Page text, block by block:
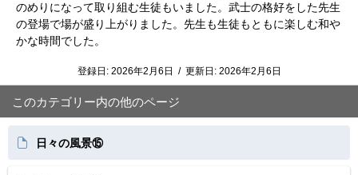
のめりになって取り組む生徒もいました。武士の格好をした先生
の登場で場が盛り上がりました。先生も生徒もともに楽しむ和や
かな時間でした。
登録日: 2026年2月6日 / 更新日: 2026年2月6日
このカテゴリー内の他のページ
日々の風景⑮